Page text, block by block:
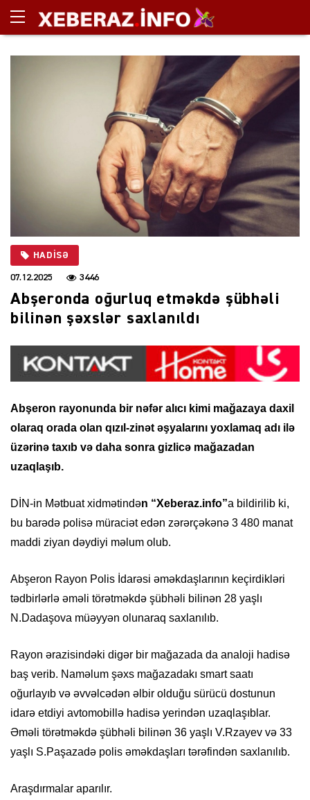
HADISƏ
07.12.2025 3446
Abşeronda oğurluq etməkdə şübhəli
bilinən şəxslər saxlanıldı
Abşeron rayonunda bir nəfər alıcı kimi mağazaya daxil
olaraq orada olan qızıl-zinət əşyalarını yoxlamaq adı ilə
üzərinə taxıb və daha sonra gizlicə mağazadan
uzaqlaşıb.
DİN-in Mətbuat xidmətindən “Xeberaz.info”a bildirilib ki,
bu barədə polisə müraciət edən zərərçəkənə 3 480 manat
maddi ziyan dəydiyi məlum olub.
Abşeron Rayon Polis İdarəsi əməkdaşlarının keçirdikləri
tədbirlərlə əməli törətməkdə şübhəli bilinən 28 yaşlı
N.Dadaşova müəyyən olunaraq saxlanılıb.
Rayon ərazisindəki digər bir mağazada da analoji hadisə
baş verib. Naməlum şəxs mağazadakı smart saatı
oğurlayıb və əvvəlcədən əlbir olduğu sürücü dostunun
idarə etdiyi avtomobillə hadisə yerindən uzaqlaşıblar.
Əməli törətməkdə şübhəli bilinən 36 yaşlı V.Rzayev və 33
yaşlı S.Paşazadə polis əməkdaşları tərəfindən saxlanılıb.
Araşdırmalar aparılır.